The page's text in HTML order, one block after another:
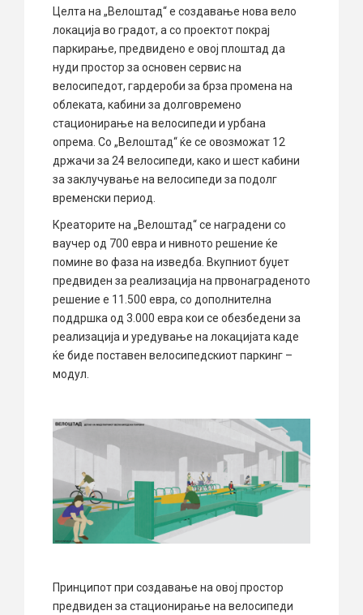
Целта на „Велоштад“ е создавање нова вело
локација во градот, а со проектот покрај
паркирање, предвидено е овој плоштад да
нуди простор за основен сервис на
велосипедот, гардероби за брза промена на
облеката, кабини за долговремено
стационирање на велосипеди и урбана
опрема. Со „Велоштад“ ќе се овозможат 12
држачи за 24 велосипеди, како и шест кабини
за заклучување на велосипеди за подолг
временски период.
Креаторите на „Велоштад“ се наградени со
ваучер од 700 евра и нивното решение ќе
помине во фаза на изведба. Вкупниот буџет
предвиден за реализација на првонаграденото
решение е 11.500 евра, со дополнителна
поддршка од 3.000 евра кои се обезбедени за
реализација и уредување на локацијата каде
ќе биде поставен велосипедскиот паркинг –
модул.
Принципот при создавање на овој простор
предвиден за стационирање на велосипеди